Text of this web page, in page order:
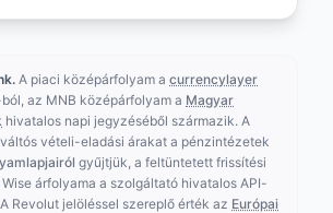
A piaci középárfolyam a currencylayer
az MNB középárfolyam a Magyar
hivatalos napi jegyzéséből származik. A
vételi-eladási árakat a pénzintézetek
gyűjtjük, a feltüntetett frissítési
árfolyama a szolgáltató hivatalos API-
Revolut jelöléssel szereplő érték az Európai